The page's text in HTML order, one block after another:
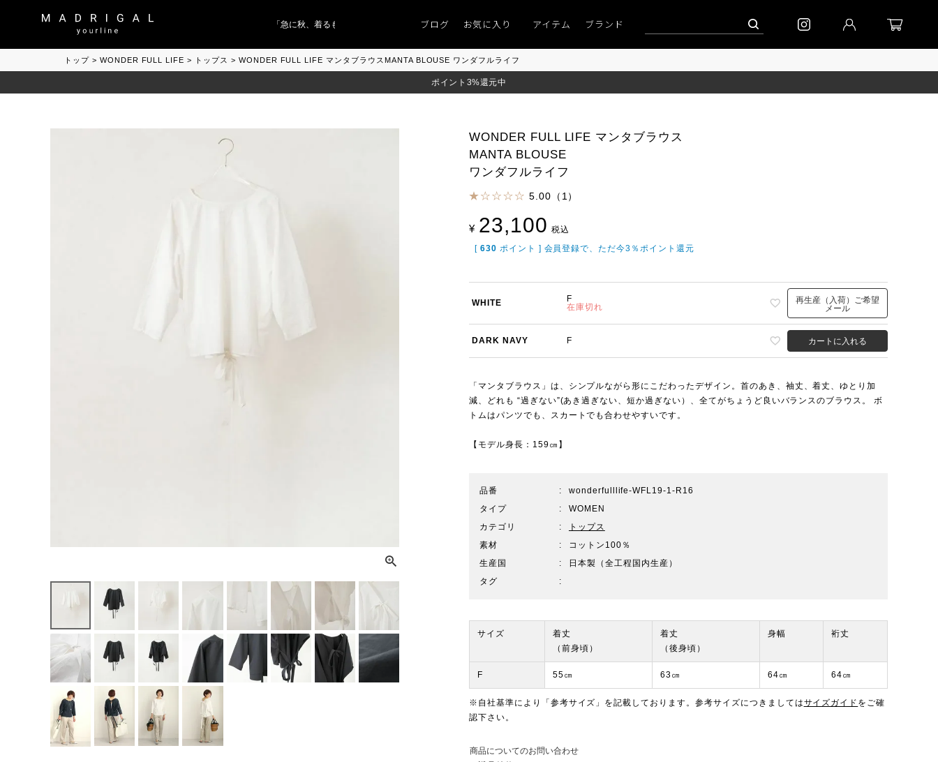
「急に秋、着るものがない」 「キレイなニット」 ポイント9％「マンスリーポイントキャンペーン」 到着｜2026AW「シフォンニット」 到着｜2026AW「マガジン」
ブログ お気に入り アイテム ブランド
トップ WONDER FULL LIFE トップス WONDER FULL LIFE マンタブラウスMANTA BLOUSE ワンダフルライフ
ポイント3%還元中
WONDER FULL LIFE マンタブラウス
MANTA BLOUSE
ワンダフルライフ
5.00（1）
¥ 23,100 税込
[ 630 ポイント ] 会員登録で、ただ今3％ポイント還元
WHITE
F
在庫切れ
再生産（入荷）ご希望
メール
DARK NAVY F カートに入れる
「マンタブラウス」は、シンプルながら形にこだわったデザイン。首のあき、袖丈、着丈、ゆとり加
減、どれも “過ぎない”(あき過ぎない、短か過ぎない）、全てがちょうど良いバランスのブラウス。 ボ
トムはパンツでも、スカートでも合わせやすいです。
【モデル身長：159㎝】
品番
wonderfulllife-WFL19-1-R16
タイプ
WOMEN
カテゴリ
トップス
素材
コットン100％
生産国
日本製（全工程国内生産）
タグ
サイズ
着丈
（前身頃）
着丈
（後身頃）
身幅 裄丈
F 55㎝ 63㎝ 64㎝ 64㎝
※自社基準により「参考サイズ」を記載しております。参考サイズにつきましてはサイズガイド をご確
認下さい。
商品についてのお問い合わせ